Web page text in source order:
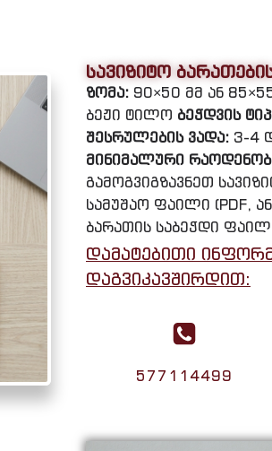
სავიზიტო
ზომა: 90×50 მმ ან
ბეჟი ტილო ბეჭდვის
შესრულების ვადა: 3-4
მინიმალური
გამოგვიგზავნეთ
სამუშაო ფაილი (PDF,
ბარათის საბეჭდი
დამატებითი
დაგვიკავშირდით:
577114499